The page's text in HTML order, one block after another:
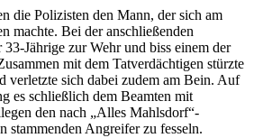
die Polizisten den Mann, der sich am
machte. Bei der anschließenden
33-Jährige zur Wehr und biss einem der
mit dem Tatverdächtigen stürzte
verletzte sich dabei zudem am Bein. Auf
es schließlich dem Beamten mit
den nach „Alles Mahlsdorf“-
stammenden Angreifer zu fesseln.